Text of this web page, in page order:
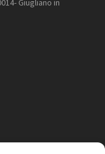
Giugliano in